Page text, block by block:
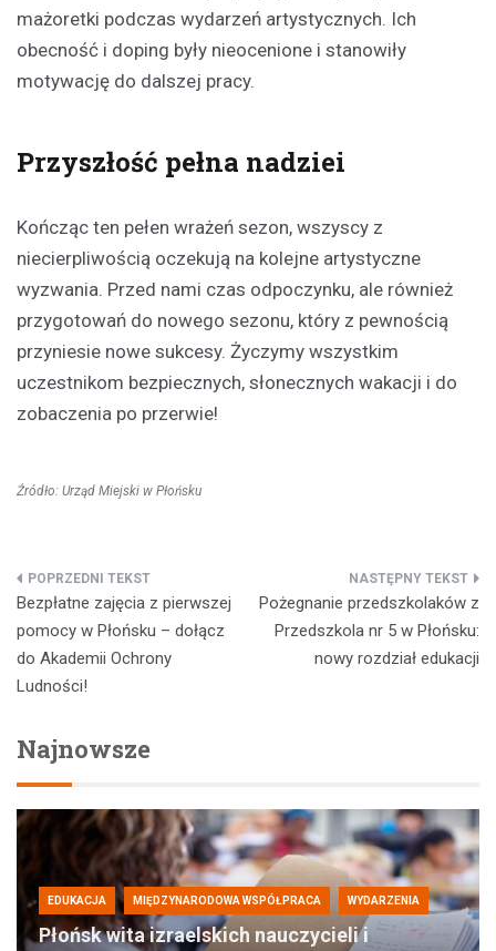
mażoretki podczas wydarzeń artystycznych. Ich
obecność i doping były nieocenione i stanowiły
motywację do dalszej pracy.
Przyszłość pełna nadziei
Kończąc ten pełen wrażeń sezon, wszyscy z
niecierpliwością oczekują na kolejne artystyczne
wyzwania. Przed nami czas odpoczynku, ale również
przygotowań do nowego sezonu, który z pewnością
przyniesie nowe sukcesy. Życzymy wszystkim
uczestnikom bezpiecznych, słonecznych wakacji i do
zobaczenia po przerwie!
Źródło: Urząd Miejski w Płońsku
Nawigacja
wpisu
Bezpłatne zajęcia z pierwszej
pomocy w Płońsku – dołącz
do Akademii Ochrony
Ludności!
Pożegnanie przedszkolaków z
Przedszkola nr 5 w Płońsku:
nowy rozdział edukacji
Najnowsze
EDUKACJA MIĘDZYNARODOWA WSPÓŁPRACA WYDARZENIA
Płońsk wita izraelskich nauczycieli i